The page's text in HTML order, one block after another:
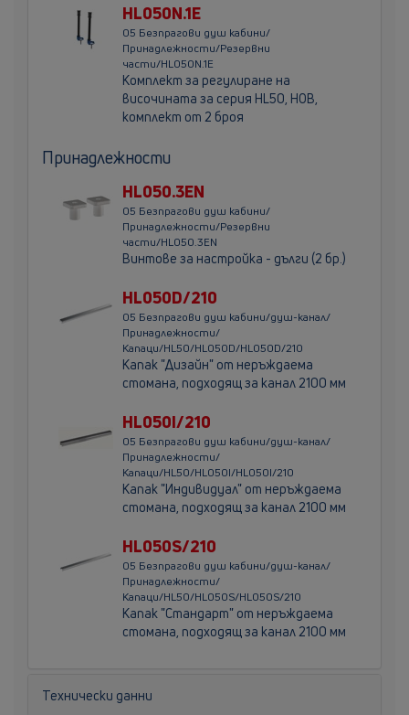
HL050N.1E
05 Безпрагови душ кабини/
Принадлежности/Резервни
части/HL050N.1E
Комплект за регулиране на
височината за серия HL50, НОВ,
комплект от 2 броя
Принадлежности
HL050.3EN
05 Безпрагови душ кабини/
Принадлежности/Резервни
части/HL050.3EN
Винтове за настройка - дълги (2 бр.)
HL050D/210
05 Безпрагови душ кабини/душ-канал/
Принадлежности/
Капаци/HL50/HL050D/HL050D/210
Kапак "Дизайн" от неръждаема
стомана, подходящ за канал 2100 мм
HL050I/210
05 Безпрагови душ кабини/душ-канал/
Принадлежности/
Капаци/HL50/HL050I/HL050I/210
Kапак "Индивидуал" от неръждаема
стомана, подходящ за канал 2100 мм
HL050S/210
05 Безпрагови душ кабини/душ-канал/
Принадлежности/
Капаци/HL50/HL050S/HL050S/210
Kапак "Стандарт" от неръждаема
стомана, подходящ за канал 2100 мм
Технически данни